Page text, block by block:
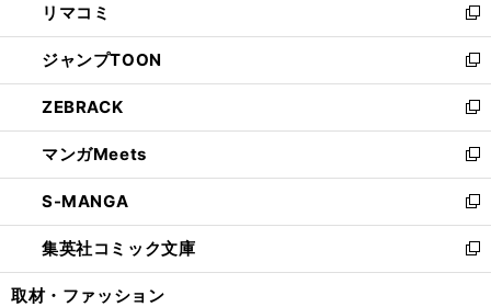
で
開
く
ド
ウ
で
開
く
ィ
ン
ド
ウ
で
開
く
い
ウ
ィ
ン
ド
ウ
で
開
く
リマコミ
新
し
い
ウ
ィ
ン
ド
ウ
で
開
く
ジャンプTOON
新
し
い
ウ
ィ
ン
ド
ウ
で
開
ZEBRACK
新
し
い
ウ
ィ
ン
ド
ウ
マンガMeets
新
し
い
ウ
ィ
ン
S-MANGA
新
し
い
ウ
集英社コミック文庫
新
し
取材・ファッション